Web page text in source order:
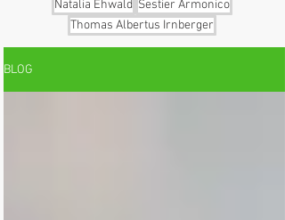
Natalia Ehwald Sestier Armonico
Thomas Albertus Irnberger
BLOG